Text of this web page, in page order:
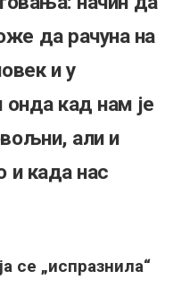
да рачуна на
и у
кад нам је
али и
и када нас
се „испразнила“